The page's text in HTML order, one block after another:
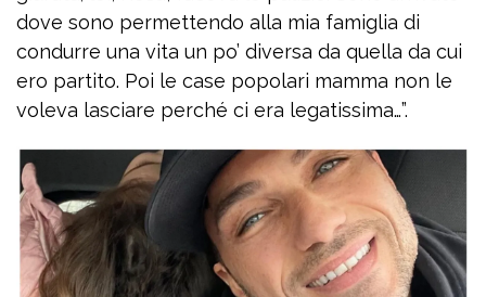
dove sono permettendo alla mia famiglia di
condurre una vita un po’ diversa da quella da cui
ero partito. Poi le case popolari mamma non le
voleva lasciare perché ci era legatissima…”.